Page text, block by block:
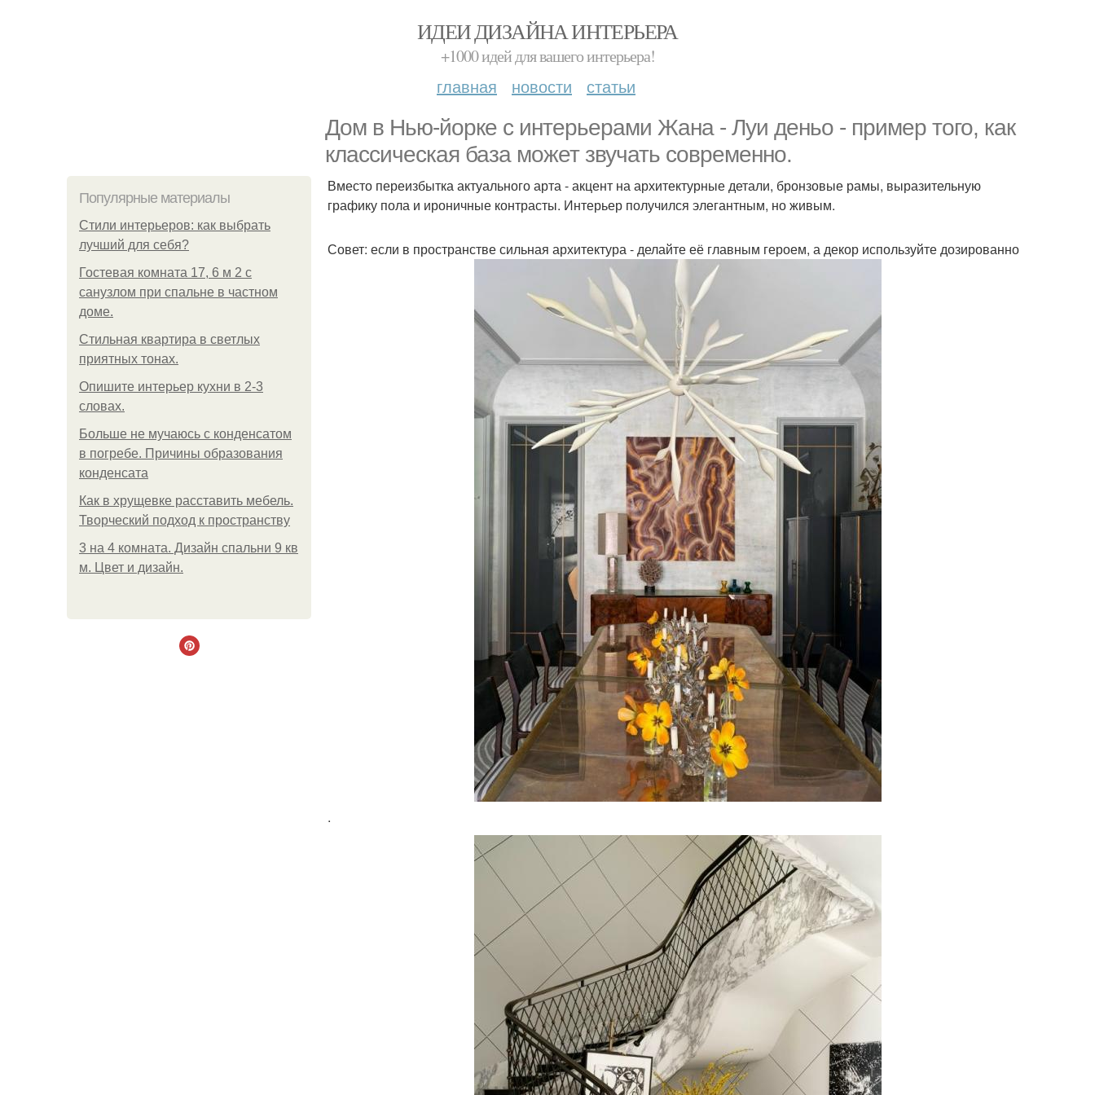
ИДЕИ ДИЗАЙНА ИНТЕРЬЕРА
+1000 идей для вашего интерьера!
главная новости статьи
Дом в Нью-йорке с интерьерами Жана - Луи деньо - пример того, как
классическая база может звучать современно.
Популярные материалы
Стили интерьеров: как выбрать
лучший для себя?
Гостевая комната 17, 6 м 2 с
санузлом при спальне в частном
доме.
Стильная квартира в светлых
приятных тонах.
Опишите интерьер кухни в 2-3
словах.
Больше не мучаюсь с конденсатом
в погребе. Причины образования
конденсата
Как в хрущевке расставить мебель.
Творческий подход к пространству
3 на 4 комната. Дизайн спальни 9 кв
м. Цвет и дизайн.
Вместо переизбытка актуального арта - акцент на архитектурные детали, бронзовые рамы, выразительную
графику пола и ироничные контрасты. Интерьер получился элегантным, но живым.
Совет: если в пространстве сильная архитектура - делайте её главным героем, а декор используйте дозированно
.